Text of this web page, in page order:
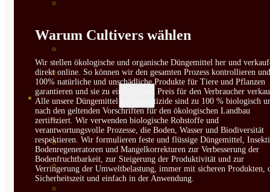
GROWPUNCH
SEMILLAS
VER TODAS
BIODINÁMICAS DEMETER
HORTALIZA FRUTO
Warum Cultivers wählen
Wir stellen ökologische und organische Düngemittel her und
direkt online. So können wir den gesamten Prozess kontrollieren und
100% natürliche und unschädliche Produkte für Tiere und Pflanzen
garantieren und sie zu einem fairen Preis für den Verbraucher
Alle unsere Düngemittel und Insektizide sind zu 100 % biologisch
nach den geltenden Vorschriften für den ökologischen Landbau
zertifiziert. Wir verwenden biologische Rohstoffe und
verantwortungsvolle Prozesse, die Boden, Wasser und Biodiversität
respektieren. Wir formulieren feste und flüssige Düngemittel,
Bodenregeneratoren und Mangelkorrekturen zur Verbesserung der
Bodenfruchtbarkeit, zur Steigerung der Produktivität und zur
Verringerung der Umweltbelastung, immer mit sicheren Produkten,
Sicherheitszeit und einfach in der Anwendung.